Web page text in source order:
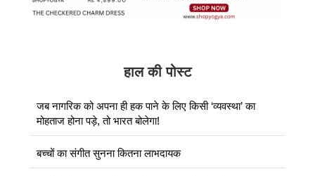
हाल की पोस्ट
जब नागरिक को अपना ही हक पाने के लिए किसी ‘व्यवस्था’ का
मोहताज होना पड़े, तो भारत बोलेगा!
बच्चों का संगीत सुनना कितना लाभदायक